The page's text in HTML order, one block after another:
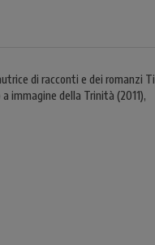
di racconti e dei romanzi Ti
immagine della Trinità (2011),